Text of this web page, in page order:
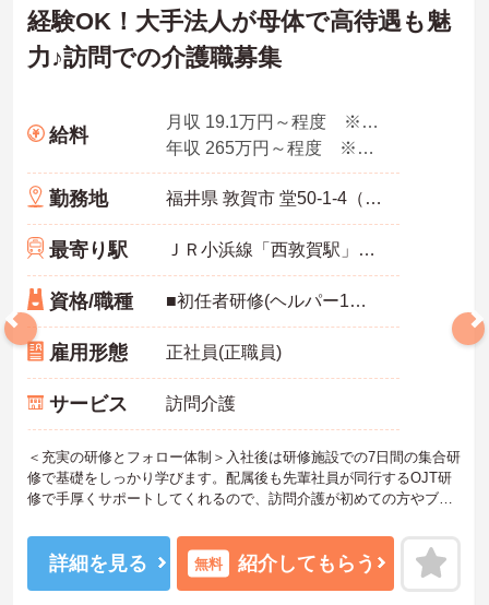
経験OK！大手法人が母体で高待遇も魅
力♪訪問での介護職募集
給料
月収 19.1万円～程度 ※諸手当込み
年収 265万円～程度 ※想定年収
勤務地 福井県 敦賀市 堂50-1-4（長沢）日経ビル1F
最寄り駅 ＪＲ小浜線「西敦賀駅」バス・車4分
資格/職種 ■初任者研修(ヘルパー1級・2級)以上の資格をお持ちの方 ■スマートフォン所持必須（業務に使用するため） ■普通運転免許必須（AT可） ※未経験可
雇用形態 正社員(正職員)
サービス 訪問介護
＜充実の研修とフォロー体制＞入社後は研修施設での7日間の集合研
修で基礎をしっかり学びます。配属後も先輩社員が同行するOJT研
修で手厚くサポートしてくれるので、訪問介護が初めての方やブラ
プ研修もあり、日々の業務で生まれた不安や悩みを解消しながら、
着実に成長していける職場です。
＜幅広い世代が在籍♪＞若手から60代のベテランまで、幅広い年齢層
詳細を見る 無料 紹介してもらう